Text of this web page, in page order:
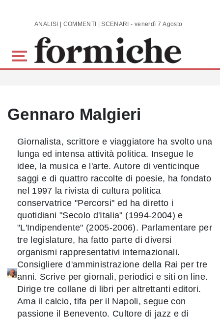
Skip to main content ANALISI | COMMENTI | SCENARI - venerdì 7 Agosto 2026
Gennaro Malgieri
Giornalista, scrittore e viaggiatore ha svolto una
lunga ed intensa attività politica. Insegue le
idee, la musica e l'arte. Autore di venticinque
saggi e di quattro raccolte di poesie, ha fondato
nel 1997 la rivista di cultura politica
conservatrice "Percorsi" ed ha diretto i
quotidiani "Secolo d'Italia" (1994-2004) e
"L'Indipendente" (2005-2006). Parlamentare per
tre legislature, ha fatto parte di diversi
organismi rappresentativi internazionali.
Consigliere d'amministrazione della Rai per tre
anni. Scrive per giornali, periodici e siti on line.
Dirige tre collane di libri per altrettanti editori.
Ama il calcio, tifa per il Napoli, segue con
passione il Benevento. Cultore di jazz e di